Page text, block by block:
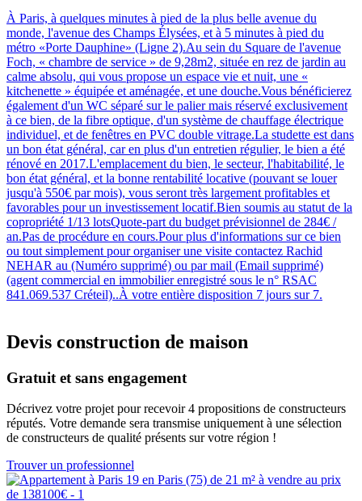
À Paris, à quelques minutes à pied de la plus belle avenue du
monde, l'avenue des Champs Élysées, et à 5 minutes à pied du
métro «Porte Dauphine» (Ligne 2).Au sein du Square de l'avenue
Foch, « chambre de service » de 9,28m2, située en rez de jardin au
calme absolu, qui vous propose un espace vie et nuit, une «
kitchenette » équipée et aménagée, et une douche.Vous bénéficierez
également d'un WC séparé sur le palier mais réservé exclusivement
à ce bien, de la fibre optique, d'un système de chauffage électrique
individuel, et de fenêtres en PVC double vitrage.La studette est dans
un bon état général, car en plus d'un entretien régulier, le bien a été
rénové en 2017.L'emplacement du bien, le secteur, l'habitabilité, le
bon état général, et la bonne rentabilité locative (pouvant se louer
jusqu'à 550€ par mois), vous seront très largement profitables et
favorables pour un investissement locatif.Bien soumis au statut de la
copropriété 1/13 lotsQuote-part du budget prévisionnel de 284€ /
an.Pas de procédure en cours.Pour plus d'informations sur ce bien
ou tout simplement pour organiser une visite contactez Rachid
NEHAR au (Numéro supprimé) ou par mail (Email supprimé)
(agent commercial en immobilier enregistré sous le n° RSAC
841.069.537 Créteil)..À votre entière disposition 7 jours sur 7.
Devis construction de maison
Gratuit et sans engagement
Décrivez votre projet pour recevoir 4 propositions de constructeurs
réputés. Votre demande sera transmise uniquement à une sélection
de constructeurs de qualité présents sur votre région !
Trouver un professionnel